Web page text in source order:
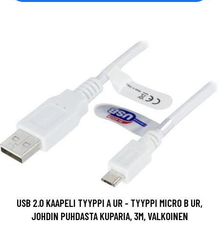
USB 2.0 KAAPELI TYYPPI A UR - TYYPPI MICRO B UR,
JOHDIN PUHDASTA KUPARIA, 3M, VALKOINEN